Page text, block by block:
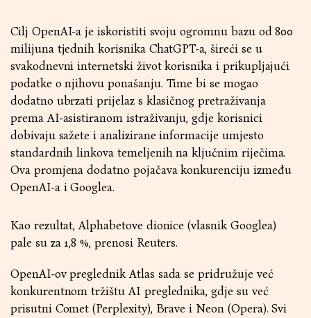
Cilj OpenAI-a je iskoristiti svoju ogromnu bazu od 800
milijuna tjednih korisnika ChatGPT-a, šireći se u
svakodnevni internetski život korisnika i prikupljajući
podatke o njihovu ponašanju. Time bi se mogao
dodatno ubrzati prijelaz s klasičnog pretraživanja
prema AI-asistiranom istraživanju, gdje korisnici
dobivaju sažete i analizirane informacije umjesto
standardnih linkova temeljenih na ključnim riječima.
Ova promjena dodatno pojačava konkurenciju između
OpenAI-a i Googlea.
Kao rezultat, Alphabetove dionice (vlasnik Googlea)
pale su za 1,8 %, prenosi Reuters.
OpenAI-ov preglednik Atlas sada se pridružuje već
konkurentnom tržištu AI preglednika, gdje su već
prisutni Comet (Perplexity), Brave i Neon (Opera). Svi